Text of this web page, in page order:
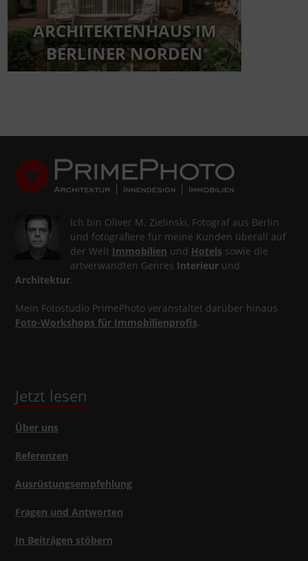
ARCHITEKTENHAUS IM
BERLINER NORDEN
Ich bin Oliver M. Zielinski, Fotograf aus Berlin
und fotografiere für meine Kunden überall auf
der Welt Immobilien und Hotels sowie die
artverwandten Genres Interieurund
Architektur.
Mein Fotostudio PrimePhoto veranstaltet darüber hinaus
Foto-Workshops für Immobilienprofis.
Jetzt lesen
Über uns
Referenzen
Ausrüstungsempfehlung
Fragen und Antworten
In Beiträgen stöbern